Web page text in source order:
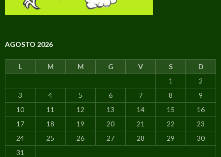
AGOSTO 2026
L M M G V S
D
1
2
3
4 5 6 7 8
9
10
11 12 13 14 15
16
17
18 19 20 21 22
23
24
25 26 27 28 29
30
31